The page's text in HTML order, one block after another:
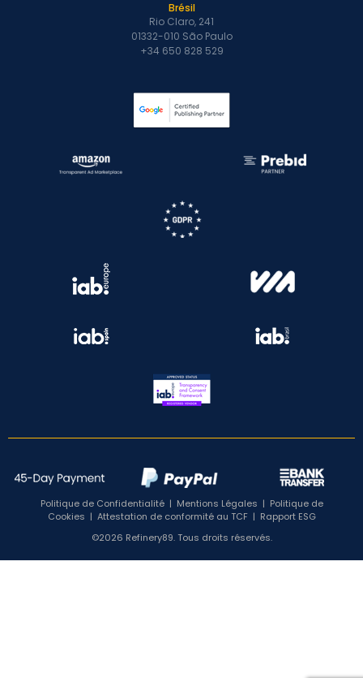
Brésil
Rio Claro, 241
01332-010 São Paulo
+34 650 828 529
Politique de Confidentialité| Mentions Légales | Politique de
Cookies | Attestation de conformité au TCF| Rapport ESG
©2026 Refinery89. Tous droits réservés.